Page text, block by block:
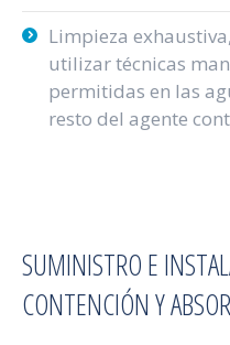
Limpieza
utilizar técnicas
permitidas en las
resto del agente
SUMINISTRO E
CONTENCIÓN Y